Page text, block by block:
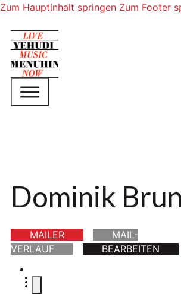
Zum Hauptinhalt springen Zum Footer
Dominik
MAILER
MAIL-
VERLAUF
BEARBEITEN